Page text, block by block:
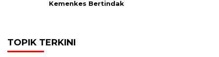
Kemenkes Bertindak
TOPIK TERKINI